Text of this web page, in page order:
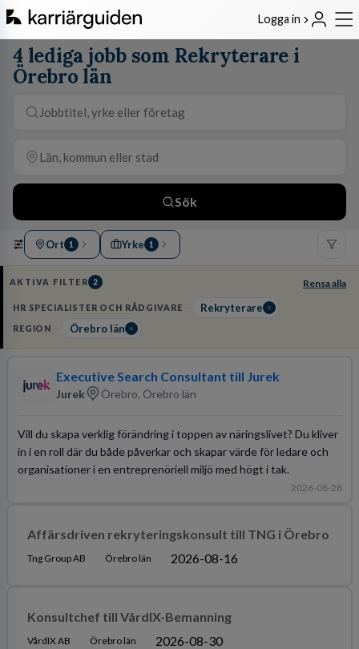
Logga in
4 lediga jobb som Rekryterare i
Örebro län
Sök
Ort 1 Yrke 1
AKTIVA FILTER 2 Rensa alla
HR SPECIALISTER OCH RÅDGIVARE Rekryterare
REGION Örebro län
Executive Search Consultant till Jurek
Jurek Örebro, Örebro län
Vill du skapa verklig förändring i toppen av näringslivet? Du kliver
in i en roll där du både påverkar och skapar värde för ledare och
organisationer i en entreprenöriell miljö med högt i tak.
2026-08-28
Affärsdriven rekryteringskonsult till TNG i Örebro
Tng Group AB Örebro län 2026-08-16
Konsultchef till VårdIX-Bemanning
VårdIX AB Örebro län 2026-08-30